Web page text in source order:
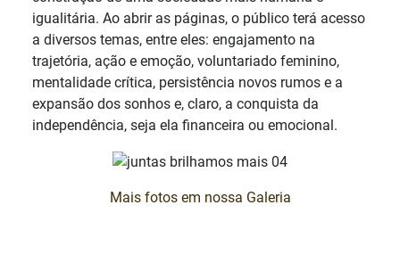
igualitária. Ao abrir as páginas, o público terá acesso
a diversos temas, entre eles: engajamento na
trajetória, ação e emoção, voluntariado feminino,
mentalidade crítica, persistência novos rumos e a
expansão dos sonhos e, claro, a conquista da
independência, seja ela financeira ou emocional.
Mais fotos em nossa Galeria